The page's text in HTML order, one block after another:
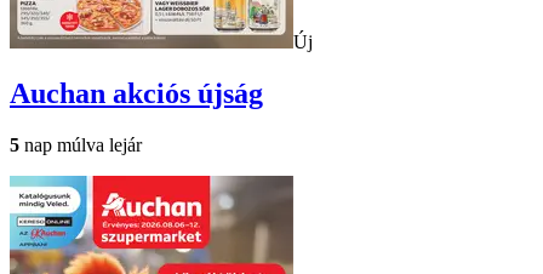
Új
Auchan akciós újság
5 nap múlva lejár